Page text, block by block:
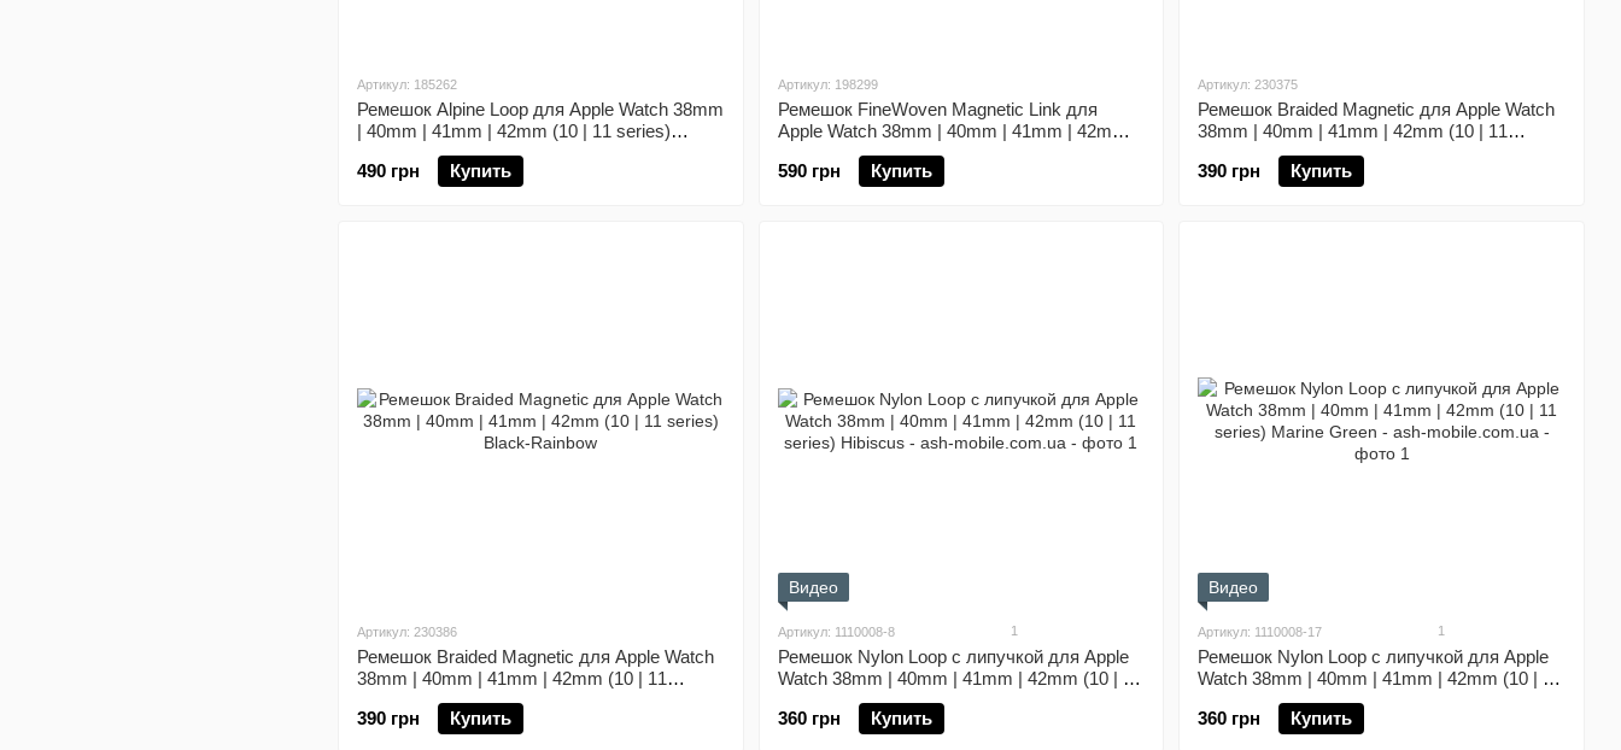
Артикул: 185262
Ремешок Alpine Loop для Apple Watch 38mm
| 40mm | 41mm | 42mm (10 | 11 series)
490 грн
Купить
Артикул: 198299
Ремешок FineWoven Magnetic Link для
Apple Watch 38mm | 40mm | 41mm | 42mm
(10 | 11 series) Black
590 грн
Купить
Артикул: 230375
Ремешок Braided Magnetic для Apple Watch
38mm | 40mm | 41mm | 42mm (10 | 11
series) Starry Black
390 грн
Купить
Артикул: 230386
Ремешок Braided Magnetic для Apple Watch
38mm | 40mm | 41mm | 42mm (10 | 11
series) Black-Rainbow
390 грн
Купить
Видео
Артикул: 1110008-8 1
Ремешок Nylon Loop с липучкой для Apple
Watch 38mm | 40mm | 41mm | 42mm (10 | 11
series) Hibiscus
360 грн
Купить
Видео
Артикул: 1110008-17 1
Ремешок Nylon Loop с липучкой для Apple
Watch 38mm | 40mm | 41mm | 42mm (10 | 11
series) Marine Green
360 грн
Купить